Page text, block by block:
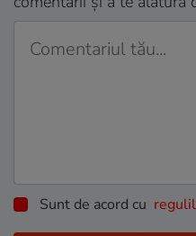
Sunt de acord cu